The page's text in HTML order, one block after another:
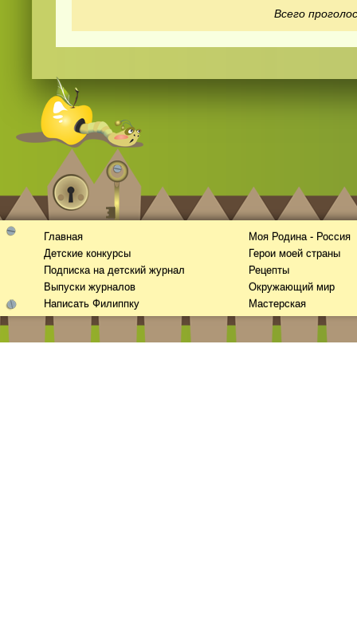
Всего
Главная
Детские конкурсы
Подписка на детский журнал
Выпуски журналов
Написать Филиппку
Моя Родина - Россия
Герои моей страны
Рецепты
Окружающий мир
Мастерская
видеоонлайн